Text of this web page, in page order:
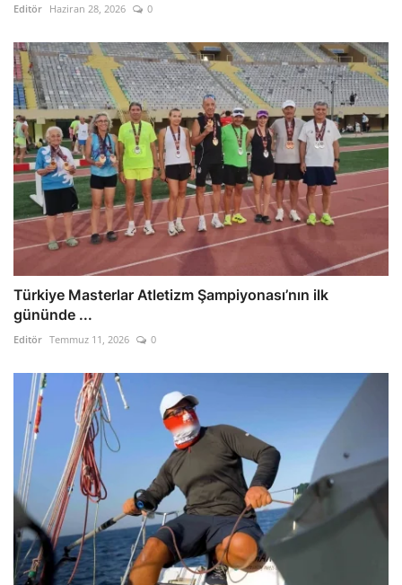
Editör Haziran 28, 2026 0
Türkiye Masterlar Atletizm Şampiyonası’nın ilk
gününde ...
Editör Temmuz 11, 2026 0